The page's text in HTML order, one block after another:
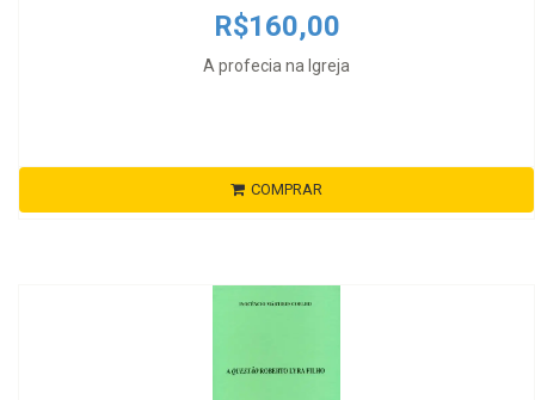
R$160,00
A profecia na Igreja
COMPRAR